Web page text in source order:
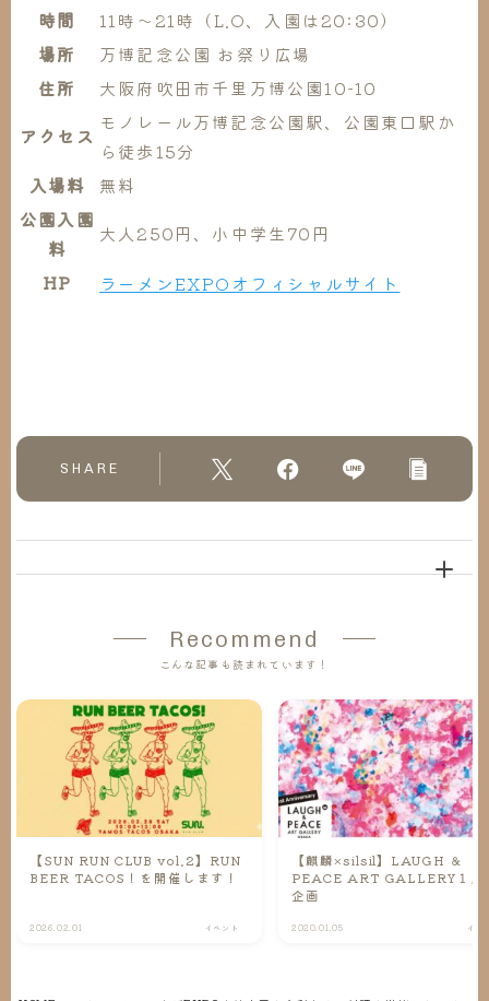
時間
11時〜21時（L.O、入園は20:30）
場所
万博記念公園 お祭り広場
住所
大阪府吹田市千里万博公園10-10
アクセス
モノレール万博記念公園駅、公園東口駅か
ら徒歩15分
入場料
無料
公園入園
料
大人250円、小中学生70円
HP ラーメンEXPOオフィシャルサイト
SHARE
Recommend
こんな記事も読まれています！
【SUN RUN CLUB vol.2】RUN
BEER TACOS！を開催します！
2026.02.01 イベント
【麒麟×silsil】LAUGH ＆
PEACE ART GALLERY１周
企画
2020.01.05 イベ